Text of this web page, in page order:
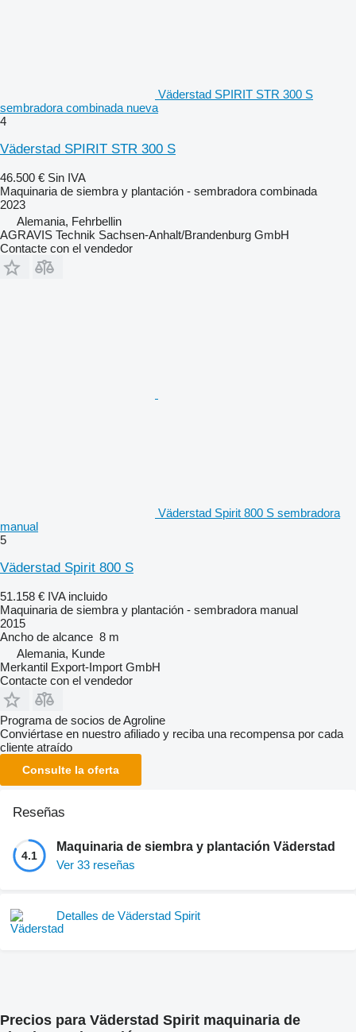
Väderstad SPIRIT STR 300 S
sembradora combinada nueva
4
Väderstad SPIRIT STR 300 S
46.500 € Sin IVA
Maquinaria de siembra y plantación - sembradora combinada
2023
Alemania, Fehrbellin
AGRAVIS Technik Sachsen-Anhalt/Brandenburg GmbH
Contacte con el vendedor
Väderstad Spirit 800 S sembradora
manual
5
Väderstad Spirit 800 S
51.158 € IVA incluido
Maquinaria de siembra y plantación - sembradora manual
2015
Ancho de alcance 8 m
Alemania, Kunde
Merkantil Export-Import GmbH
Contacte con el vendedor
Programa de socios de Agroline
Conviértase en nuestro afiliado y reciba una recompensa por cada
cliente atraído
Consulte la oferta
Reseñas
4.1
Maquinaria de siembra y plantación Väderstad
Ver 33 reseñas
Detalles de Väderstad Spirit
Precios para Väderstad Spirit maquinaria de